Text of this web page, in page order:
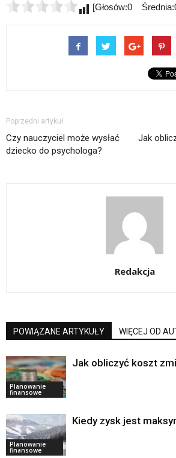
[Głosów:0
Poprzedni artykuł
Czy nauczyciel może wysłać
dziecko do psychologa?
Jak
Redakcja
POWIĄZANE ARTYKUŁY WIĘCEJ OD
Planowanie
finansowe
Jak obliczyć koszt
Planowanie
finansowe
Kiedy zysk jest